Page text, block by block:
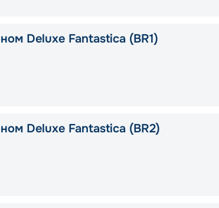
Deluxe Fantastica (BR1)
Deluxe Fantastica (BR2)